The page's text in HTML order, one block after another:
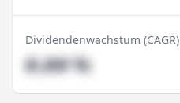
Dividendenwachstum (CAGR)
#,## %